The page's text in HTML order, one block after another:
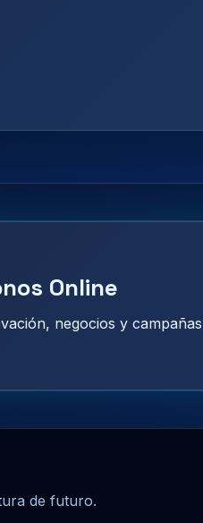
Online
negocios y campañas
de futuro.